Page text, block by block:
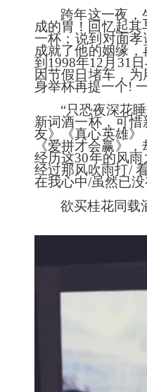
跨年这一夜，
成的胃！回忆起其
一杯；说到对面
成就了他的姻缘
到1998年12月31
因节假日堵车，
身举杯再提一个!
“只恐夜深花
新词酒一杯，可
友》《真心英雄
《爱拼才会赢》
经历这30年的风
经过那风吹雨打/
在我心中/虽然已
欲买桂花同载